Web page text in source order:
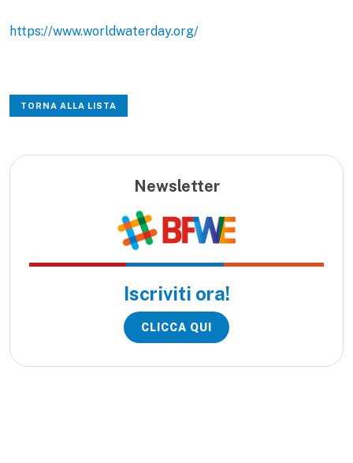
https://www.worldwaterday.org/
TORNA ALLA LISTA
Newsletter
Iscriviti ora!
CLICCA QUI